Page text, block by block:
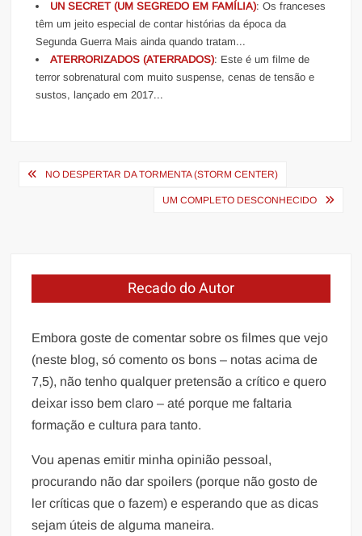
UN SECRET (UM SEGREDO EM FAMÍLIA): Os franceses
têm um jeito especial de contar histórias da época da
Segunda Guerra Mais ainda quando tratam...
ATERRORIZADOS (ATERRADOS): Este é um filme de
terror sobrenatural com muito suspense, cenas de tensão e
sustos, lançado em 2017...
Navegação
NO DESPERTAR DA TORMENTA (STORM CENTER)
UM COMPLETO DESCONHECIDO
Recado do Autor
Embora goste de comentar sobre os filmes que vejo
(neste blog, só comento os bons – notas acima de
7,5), não tenho qualquer pretensão a crítico e quero
deixar isso bem claro – até porque me faltaria
formação e cultura para tanto.
Vou apenas emitir minha opinião pessoal,
procurando não dar spoilers (porque não gosto de
ler críticas que o fazem) e esperando que as dicas
sejam úteis de alguma maneira.